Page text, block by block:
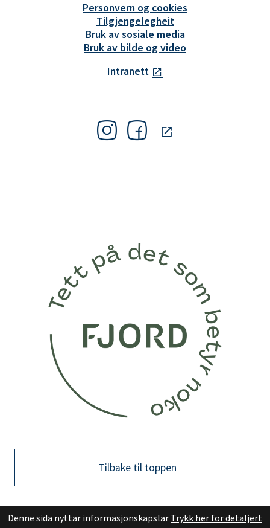
Personvern og cookies
Tilgjengelegheit
Bruk av sosiale media
Bruk av bilde og video
Intranett
Tilbake til toppen
Denne sida nyttar informasjonskapslar Trykk her for detaljert